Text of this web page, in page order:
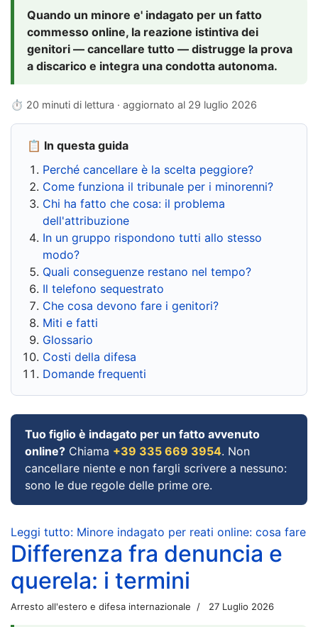
Quando un minore e' indagato per un fatto
commesso online, la reazione istintiva dei
genitori — cancellare tutto — distrugge la prova
a discarico e integra una condotta autonoma.
⏱ 20 minuti di lettura · aggiornato al 29 luglio 2026
📋 In questa guida
Perché cancellare è la scelta peggiore?
Come funziona il tribunale per i minorenni?
Chi ha fatto che cosa: il problema
dell'attribuzione
In un gruppo rispondono tutti allo stesso
modo?
Quali conseguenze restano nel tempo?
Il telefono sequestrato
Che cosa devono fare i genitori?
Miti e fatti
Glossario
Costi della difesa
Domande frequenti
Tuo figlio è indagato per un fatto avvenuto
online? Chiama +39 335 669 3954. Non
cancellare niente e non fargli scrivere a nessuno:
sono le due regole delle prime ore.
Leggi tutto: Minore indagato per reati online: cosa fare
Differenza fra denuncia e
querela: i termini
Arresto all'estero e difesa internazionale 27 Luglio 2026